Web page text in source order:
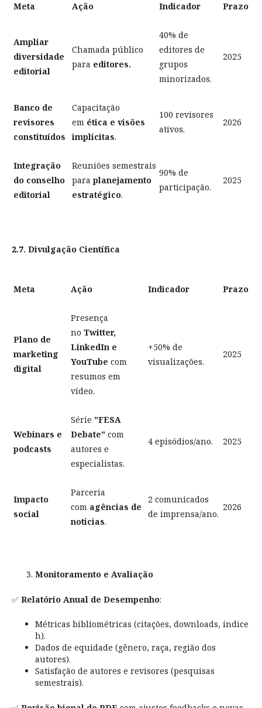
Meta Ação Indicador Prazo
Ampliar
diversidade
editorial
Chamada público
para editores.
40% de
editores de
grupos
minorizados.
2025
Banco de
revisores
constituídos
Capacitação
em ética e visões
implícitas.
100 revisores
ativos.
2026
Integração
do conselho
editorial
Reuniões semestrais
para planejamento
estratégico.
90% de
participação.
2025
2.7. Divulgação Científica
Meta Ação Indicador Prazo
Plano de
marketing
digital
Presença
no Twitter,
LinkedIn e
YouTube com
resumos em
vídeo.
+50% de
visualizações.
2025
Webinars e
podcasts
Série "FESA
Debate" com
autores e
especialistas.
4 episódios/ano. 2025
Impacto
social
Parceria
com agências de
notícias.
2 comunicados
de imprensa/ano.
2026
Monitoramento e Avaliação
✅ Relatório Anual de Desempenho:
Métricas bibliométricas (citações, downloads, índice
h).
Dados de equidade (gênero, raça, região dos
autores).
Satisfação de autores e revisores (pesquisas
semestrais).